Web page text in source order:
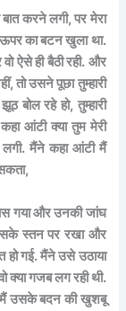
करने लगी, पर मेरा
ऊपर का बटन खुला था.
ऐसे ही बैठी रही. और
तो उसने पूछा तुम्हारी
बोल रहे हो, तुम्हारी
आंटी क्या तुम मेरी
लगी. मैंने कहा आंटी मैं
गया और उनकी जांघ
स्तन पर रखा और
हो गई. मैंने उसे उठाया
गजब लग रही थी.
मैं उसके बदन की खुशबू